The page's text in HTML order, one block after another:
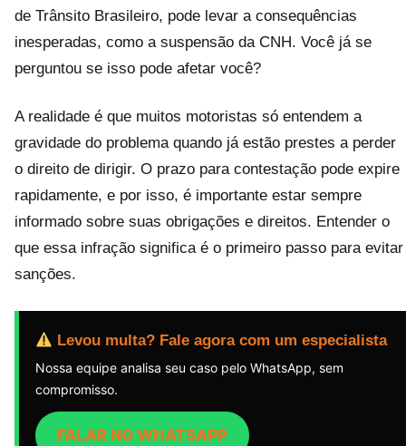
de Trânsito Brasileiro, pode levar a consequências
inesperadas, como a suspensão da CNH. Você já se
perguntou se isso pode afetar você?
A realidade é que muitos motoristas só entendem a
gravidade do problema quando já estão prestes a perder
o direito de dirigir. O prazo para contestação pode expire
rapidamente, e por isso, é importante estar sempre
informado sobre suas obrigações e direitos. Entender o
que essa infração significa é o primeiro passo para evitar
sanções.
Levou multa? Fale agora com um especialista
Nossa equipe analisa seu caso pelo WhatsApp, sem
compromisso.
FALAR NO WHATSAPP